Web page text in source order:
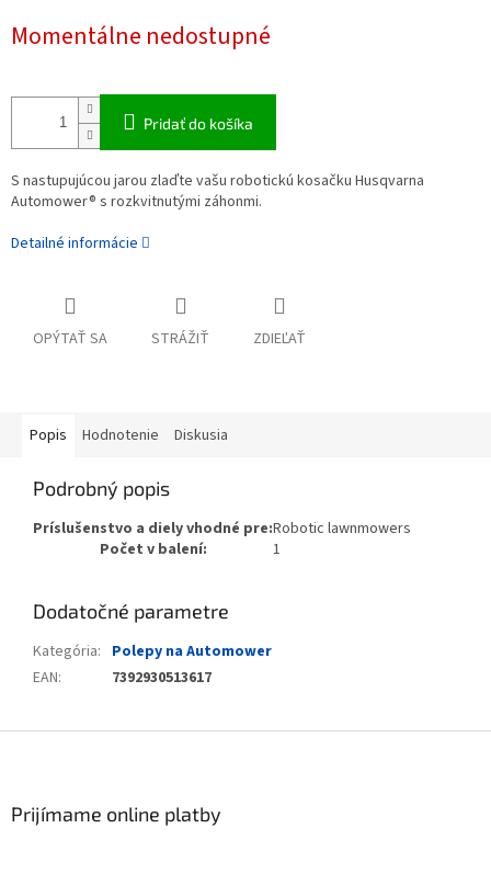
Momentálne nedostupné
Pridať do košíka
S nastupujúcou jarou zlaďte vašu robotickú kosačku Husqvarna
Automower® s rozkvitnutými záhonmi.
Detailné informácie
OPÝTAŤ SA STRÁŽIŤ ZDIEĽAŤ
Popis Hodnotenie Diskusia
Podrobný popis
Príslušenstvo a diely vhodné pre:Robotic lawnmowers
Počet v balení:
1
Dodatočné parametre
Kategória: Polepy na Automower
EAN: 7392930513617
Prijímame online platby